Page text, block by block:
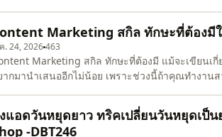
ดิมที่ต้องกดเข้าเว็บไซต์หลายเว็บเพื่อหาคำตอบ ตอ
Marketing สกิล ทักษะที่ต้องมีใ
. 24, 2026463
Marketing สกิล ทักษะที่ต้องมี แม้จะเขียนเ
ากมานำเสนออีกไม่น้อย เพราะช่วงนี้ถ้าคุณทำงา
จำเป็นอยู่ไหม? หรือสุดท้าย AI จะมาแทนเรา AI ไ
แอดวันหยุดยาว ทริคเปลี่ยนวันหยุดเป็
-DBT246